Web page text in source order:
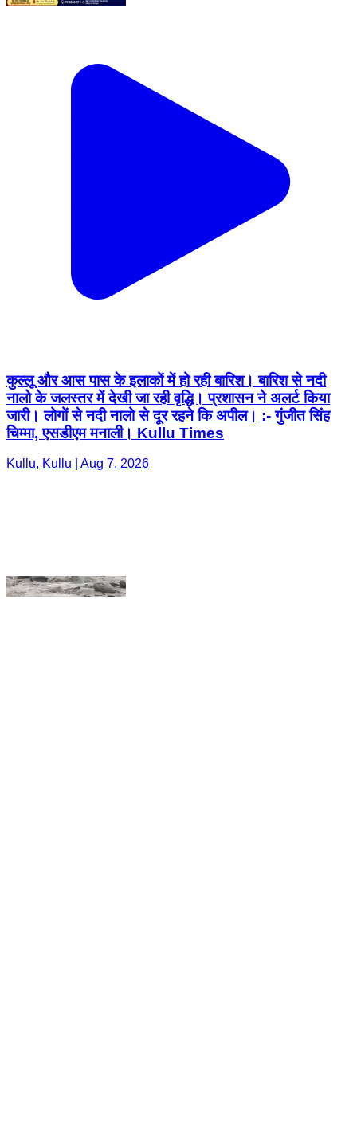
कुल्लू और आस पास के इलाकों में हो रही बारिश। बारिश से नदी
नालो के जलस्तर में देखी जा रही वृद्धि। प्रशासन ने अलर्ट किया
Kullu, Kullu | Aug 7, 2026